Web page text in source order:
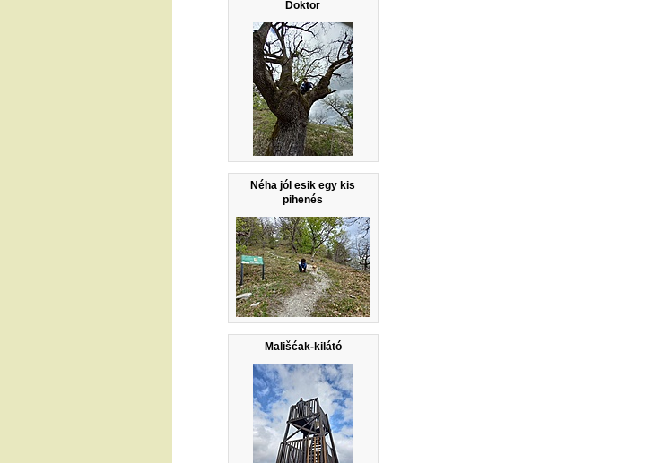
Doktor
Néha jól esik egy kis
pihenés
Mališćak-kilátó